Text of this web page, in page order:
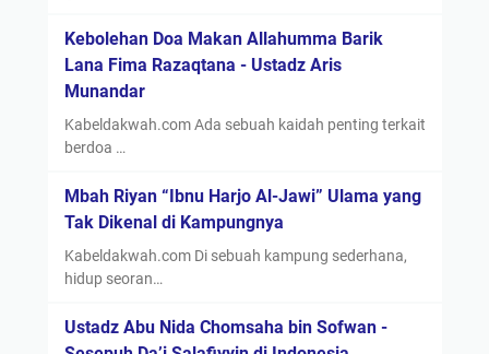
Kebolehan Doa Makan Allahumma Barik
Lana Fima Razaqtana - Ustadz Aris
Munandar
Kabeldakwah.com Ada sebuah kaidah penting terkait
berdoa …
Mbah Riyan “Ibnu Harjo Al-Jawi” Ulama yang
Tak Dikenal di Kampungnya
Kabeldakwah.com Di sebuah kampung sederhana,
hidup seoran…
Ustadz Abu Nida Chomsaha bin Sofwan -